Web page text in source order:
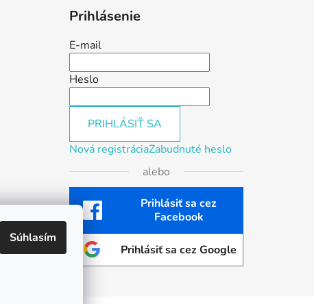
Súhlasím
Prihlásenie
E-mail
Heslo
PRIHLÁSIŤ SA
Nová registráciaZabudnuté heslo
alebo
Prihlásiť sa cez
Facebook
Prihlásiť sa cez Google